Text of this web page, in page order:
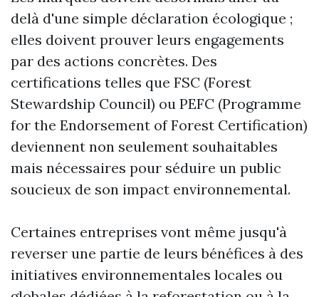
delà d'une simple déclaration écologique ;
elles doivent prouver leurs engagements
par des actions concrètes. Des
certifications telles que FSC (Forest
Stewardship Council) ou PEFC (Programme
for the Endorsement of Forest Certification)
deviennent non seulement souhaitables
mais nécessaires pour séduire un public
soucieux de son impact environnemental.
Certaines entreprises vont même jusqu'à
reverser une partie de leurs bénéfices à des
initiatives environnementales locales ou